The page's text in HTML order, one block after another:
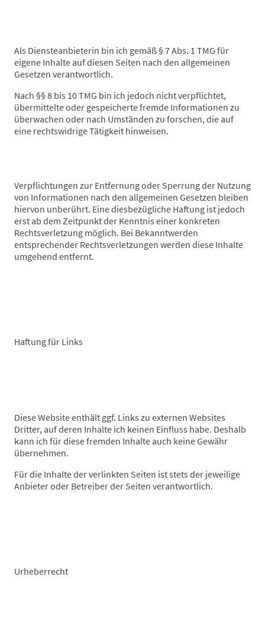
Als Diensteanbieterin bin ich gemäß § 7 Abs. 1 TMG für
eigene Inhalte auf diesen Seiten nach den allgemeinen
Gesetzen verantwortlich.
Nach §§ 8 bis 10 TMG bin ich jedoch nicht verpflichtet,
übermittelte oder gespeicherte fremde Informationen zu
überwachen oder nach Umständen zu forschen, die auf
eine rechtswidrige Tätigkeit hinweisen.
Verpflichtungen zur Entfernung oder Sperrung der Nutzung
von Informationen nach den allgemeinen Gesetzen bleiben
hiervon unberührt. Eine diesbezügliche Haftung ist jedoch
erst ab dem Zeitpunkt der Kenntnis einer konkreten
Rechtsverletzung möglich. Bei Bekanntwerden
entsprechender Rechtsverletzungen werden diese Inhalte
umgehend entfernt.
Haftung für Links
Diese Website enthält ggf. Links zu externen Websites
Dritter, auf deren Inhalte ich keinen Einfluss habe. Deshalb
kann ich für diese fremden Inhalte auch keine Gewähr
übernehmen.
Für die Inhalte der verlinkten Seiten ist stets der jeweilige
Anbieter oder Betreiber der Seiten verantwortlich.
Urheberrecht